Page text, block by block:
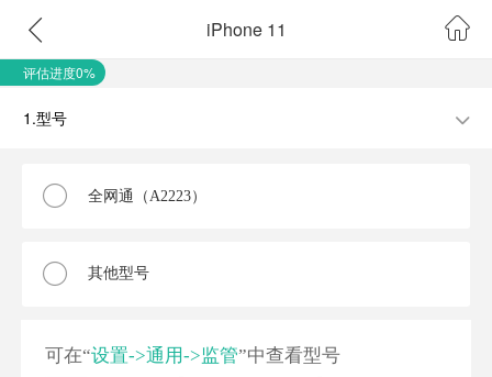
iPhone 11
评估进度0%
1.型号
全网通（A2223）
其他型号
可在“设置->通用->监管”中查看型号